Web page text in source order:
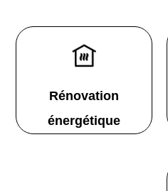
Rénovation
énergétique